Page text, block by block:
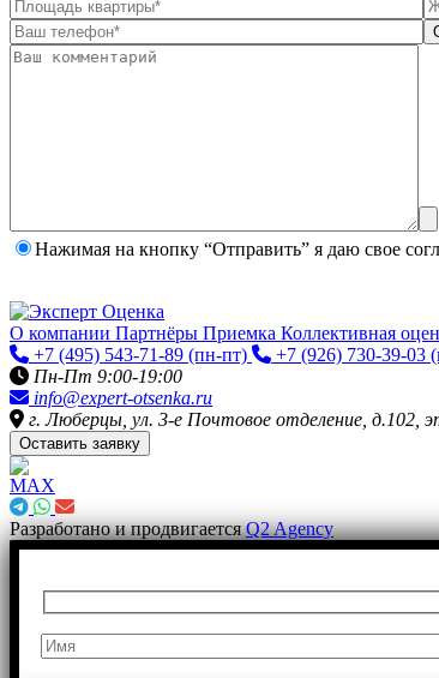
Нажимая на кнопку “Отправить” я даю свое
О компании Партнёры Приемка Коллективная
+7 (495) 543-71-89 (пн-пт) +7 (926) 730-39-03
Пн-Пт 9:00-19:00
info@expert-otsenka.ru
г. Люберцы, ул. 3-е Почтовое отделение, д.102,
Оставить заявку
Разработано и продвигаетсяQ2 Agency